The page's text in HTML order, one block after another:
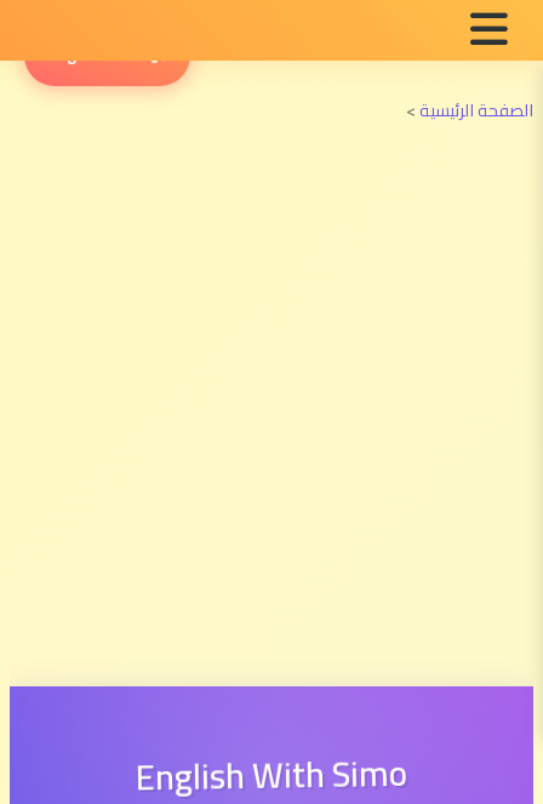
الصفحة الرئيسية>
English Radio
English With Simo